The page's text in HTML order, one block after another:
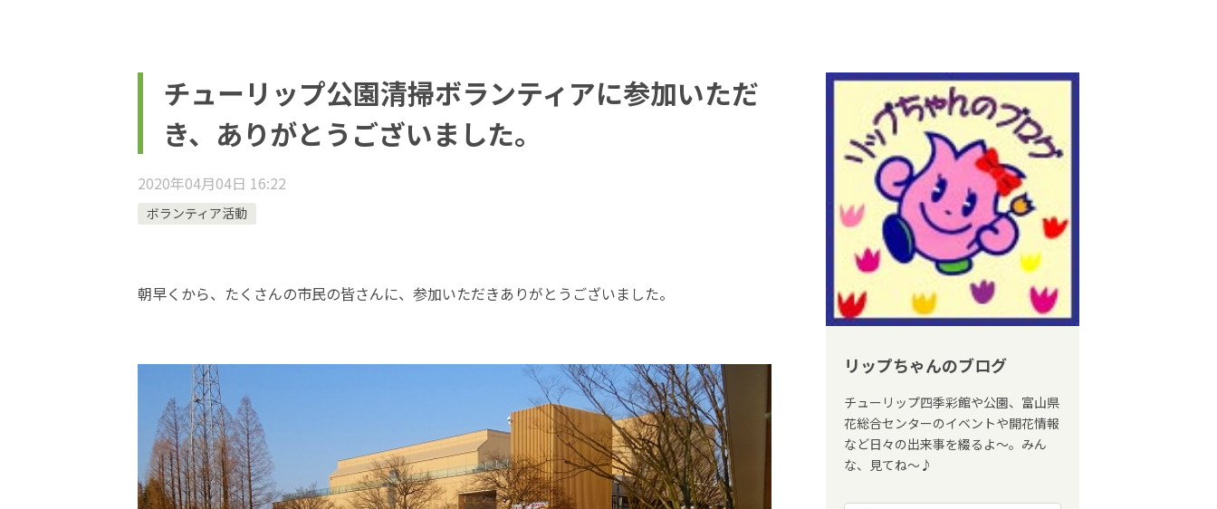
チューリップ公園清掃ボランティアに参加いただ
き、ありがとうございました。
2020年04月04日 16:22
ボランティア活動
朝早くから、たくさんの市民の皆さんに、参加いただきありがとうございました。
リップちゃんのブログ
チューリップ四季彩館や公園、富山県
花総合センターのイベントや開花情報
など日々の出来事を綴るよ～。みん
な、見てね～♪